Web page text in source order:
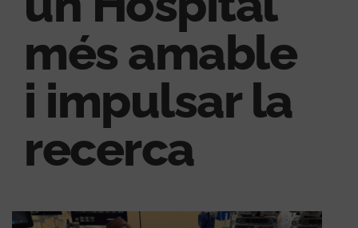
més amable
i impulsar la
recerca